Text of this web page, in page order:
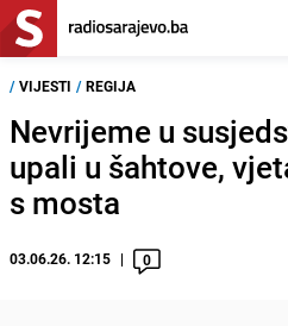
/ VIJESTI / REGIJA
Nevrijeme u
upali u šahtove,
s mosta
03.06.26. 12:15 0